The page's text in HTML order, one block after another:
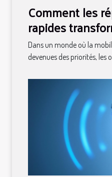
Comment les
rapides
l'usage des
portables ?
Dans un monde où la
devenues des priorités, les